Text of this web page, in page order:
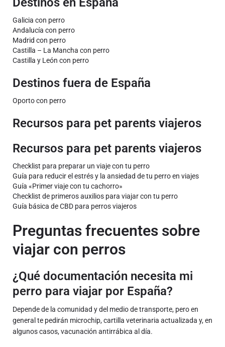
Galicia con perro
Andalucía con perro
Madrid con perro
Castilla – La Mancha con perro
Castilla y León con perro
Destinos fuera de España
Oporto con perro
Recursos para pet parents viajeros
Recursos para pet parents viajeros
Checklist para preparar un viaje con tu perro
Guía para reducir el estrés y la ansiedad de tu perro en viajes
Guía «Primer viaje con tu cachorro»
Checklist de primeros auxilios para viajar con tu perro
Guía básica de CBD para perros viajeros
Preguntas frecuentes sobre
viajar con perros
¿Qué documentación necesita mi
perro para viajar por España?
Depende de la comunidad y del medio de transporte, pero en
general te pedirán microchip, cartilla veterinaria actualizada y, en
algunos casos, vacunación antirrábica al día.